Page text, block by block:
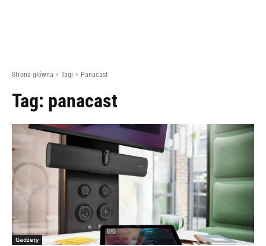
Strona główna Tagi Panacast
Tag: panacast
Gadżety